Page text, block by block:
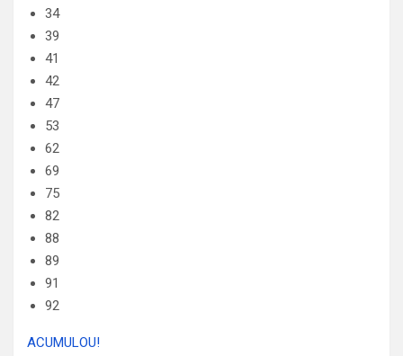
34
39
41
42
47
53
62
69
75
82
88
89
91
92
ACUMULOU!